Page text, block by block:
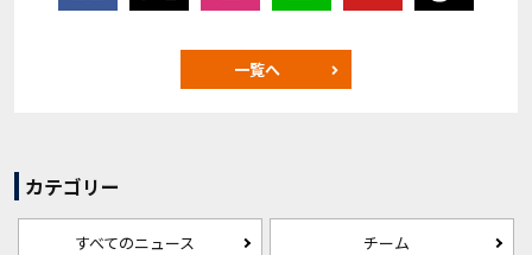
一覧へ
カテゴリー
すべてのニュース チーム